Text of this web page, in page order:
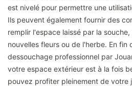
est nivelé pour permettre une
Ils peuvent également fournir des
remplir l'espace laissé par la
nouvelles fleurs ou de l'herbe. En fin
dessouchage professionnel par
votre espace extérieur est à la fois
pouvez profiter pleinement de votre